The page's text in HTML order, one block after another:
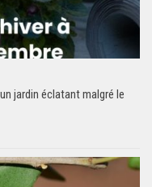
jardin éclatant malgré le